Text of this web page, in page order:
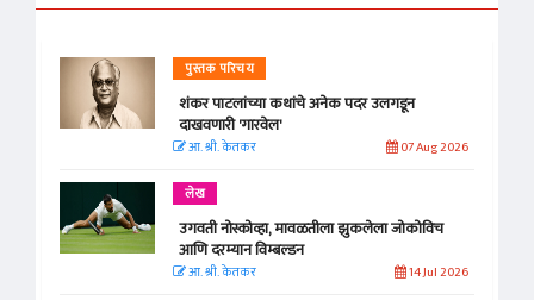
पुस्तक परिचय
शंकर पाटलांच्या कथांचे अनेक पदर उलगडून
दाखवणारी 'गारवेल'
आ. श्री. केतकर 07 Aug 2026
लेख
उगवती नोस्कोव्हा, मावळतीला झुकलेला जोकोविच
आणि दरम्यान विम्बल्डन
आ. श्री. केतकर 14 Jul 2026